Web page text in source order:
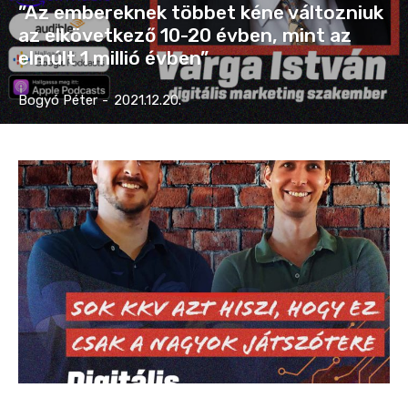
”Az embereknek többet kéne változniuk
az elkövetkező 10-20 évben, mint az
elmúlt 1 millió évben”
Bogyó Péter - 2021.12.20.